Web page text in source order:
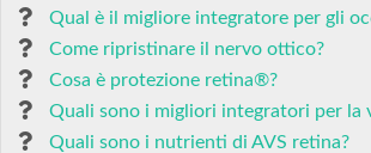
Qual è il migliore integratore per gli
Come ripristinare il nervo ottico?
Cosa è protezione retina®?
Quali sono i migliori integratori per la
Quali sono i nutrienti di AVS retina?